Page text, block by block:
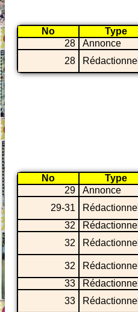
No Type
28
Annonce
28
Rédactionnel
No Type
29
Annonce
29-31
Rédactionnel
32
Rédactionnel
32
Rédactionnel
32
Rédactionnel
33
Rédactionnel
33
Rédactionnel